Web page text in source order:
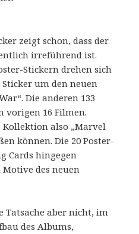
zeigt schon, dass der
irreführend ist.
Stickern drehen sich
um den neuen
Die anderen 133
vorigen 16 Filmen.
also „Marvel
können. Die 20 Poster-
Cards hingegen
des neuen
Tatsache aber nicht, im
des Albums,